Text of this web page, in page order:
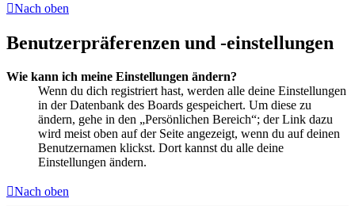
Nach oben
Benutzerpräferenzen und -einstellungen
Wie kann ich meine Einstellungen ändern?
Wenn du dich registriert hast, werden alle deine Einstellungen
in der Datenbank des Boards gespeichert. Um diese zu
ändern, gehe in den „Persönlichen Bereich“; der Link dazu
wird meist oben auf der Seite angezeigt, wenn du auf deinen
Benutzernamen klickst. Dort kannst du alle deine
Einstellungen ändern.
Nach oben